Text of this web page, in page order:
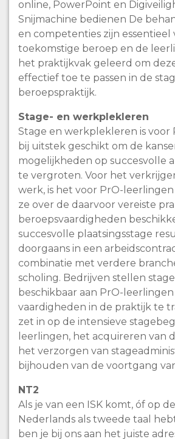
online, PowerPoint en
Snijmachine bedienen De
en competenties zijn essentieel
toekomstige beroep en de
het praktijkvak geleerd om
effectief toe te passen in de
beroepspraktijk.
Stage- en werkplekleren
Stage en werkplekleren is voor
bij uitstek geschikt om de
mogelijkheden op succesvolle
te vergroten. Voor het
werk, is het voor PrO-
ze over de daarvoor vereiste
beroepsvaardigheden
succesvolle plaatsingsstage
doorgaans in een
combinatie met verdere
scholing. Bedrijven stellen
beschikbaar aan PrO-
vaardigheden in de praktijk te
zet in op de intensieve
leerlingen, het acquireren van
het verzorgen van
bijhouden van de voortgang
NT2
Als je van een ISK komt, óf op de
Nederlands als tweede taal
ben je bij ons aan het juiste